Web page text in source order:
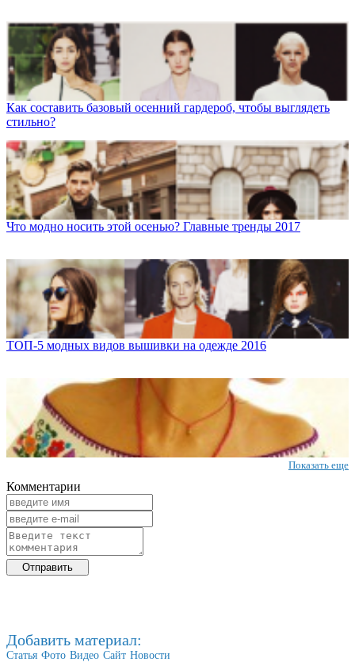
Как составить базовый осенний гардероб, чтобы выглядеть
стильно?
Что модно носить этой осенью? Главные тренды 2017
ТОП-5 модных видов вышивки на одежде 2016
Показать еще
Комментарии
Добавить материал:
Статья Фото Видео Сайт Новости